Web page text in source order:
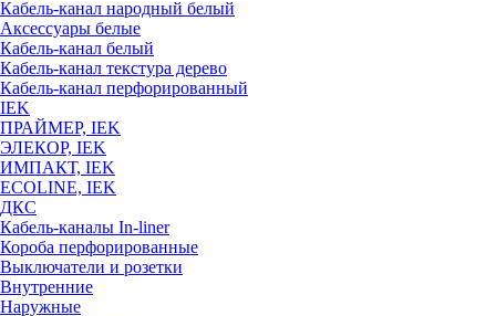
Кабель-канал народный белый
Аксессуары белые
Кабель-канал белый
Кабель-канал текстура дерево
Кабель-канал перфорированный
IEK
ПРАЙМЕР, IEK
ЭЛЕКОР, IEK
ИМПАКТ, IEK
ECOLINE, IEK
ДКС
Кабель-каналы In-liner
Короба перфорированные
Выключатели и розетки
Внутренние
Наружные